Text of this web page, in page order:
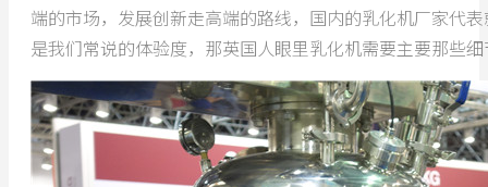
端的市场，发展创新走高端的路线，国内的乳化机厂家代
是我们常说的体验度，那英国人眼里乳化机需要主要那些